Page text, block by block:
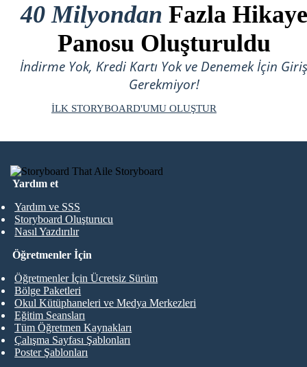
40 Milyondan Fazla Hikaye
Panosu Oluşturuldu
İndirme Yok, Kredi Kartı Yok ve Denemek İçin Giriş
Gerekmiyor!
İLK STORYBOARD'UMU OLUŞTUR
Yardım et
Yardım ve SSS
Storyboard Oluşturucu
Nasıl Yazdırılır
Öğretmenler İçin
Öğretmenler İçin Ücretsiz Sürüm
Bölge Paketleri
Okul Kütüphaneleri ve Medya Merkezleri
Eğitim Seansları
Tüm Öğretmen Kaynakları
Çalışma Sayfası Şablonları
Poster Şablonları